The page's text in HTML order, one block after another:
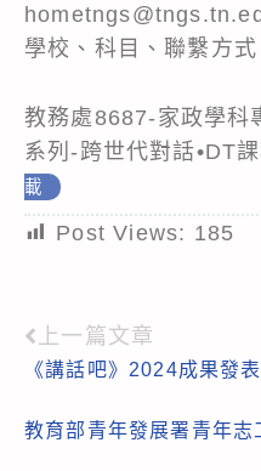
學校、科目、聯繫方式
教務處8687-家政學科
系列-跨世代對話•DT
載
Post Views: 185
Read
more
articles
上一篇文章
《講話吧》2024成果發表
教育部青年發展署青年